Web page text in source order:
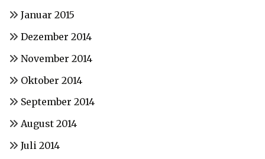
Januar 2015
Dezember 2014
November 2014
Oktober 2014
September 2014
August 2014
Juli 2014